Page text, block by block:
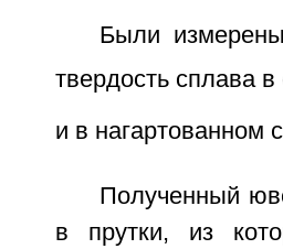
Были
твердость сплава
и в нагартованном
Полученный
в прутки, из